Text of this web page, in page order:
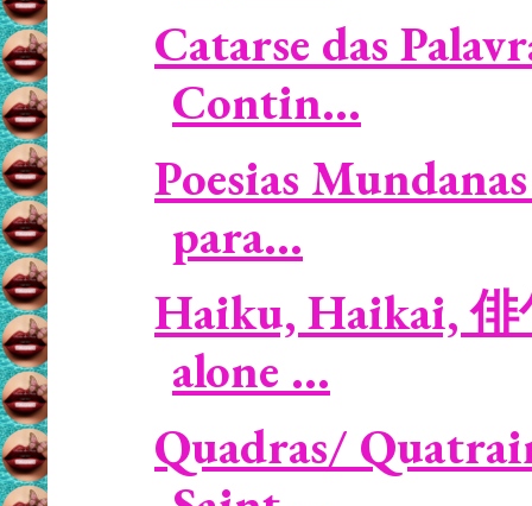
Catarse das
Contin...
Poesias
para...
Haiku, Haikai, 俳
alone ...
Quadras/